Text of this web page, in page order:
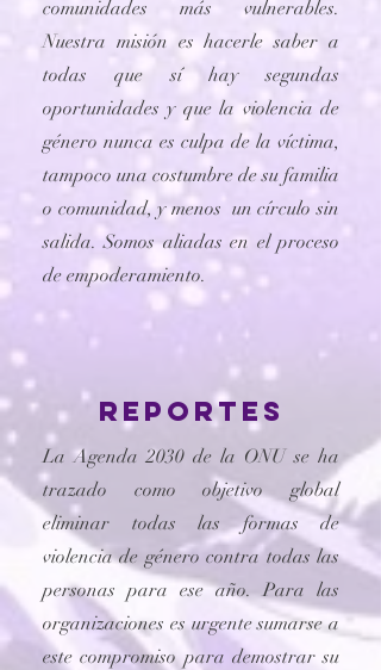
comunidades más vulnerables.
Nuestra misión es hacerle saber a
todas que sí hay segundas
oportunidades y que la violencia de
género nunca es culpa de la víctima,
tampoco una costumbre de su familia
o comunidad, y menos un círculo sin
salida. Somos aliadas en el proceso
de empoderamiento.
reportes
La Agenda 2030 de la ONU se ha
trazado como objetivo global
eliminar todas las formas de
violencia de género contra todas las
personas para ese año. Para las
organizaciones es urgente sumarse a
este compromiso para demostrar su